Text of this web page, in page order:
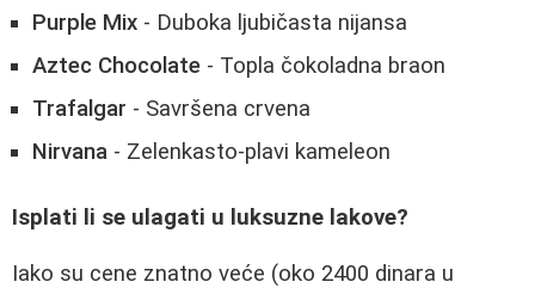
Purple Mix - Duboka ljubičasta nijansa
Aztec Chocolate - Topla čokoladna braon
Trafalgar - Savršena crvena
Nirvana - Zelenkasto-plavi kameleon
Isplati li se ulagati u luksuzne lakove?
Iako su cene znatno veće (oko 2400 dinara u